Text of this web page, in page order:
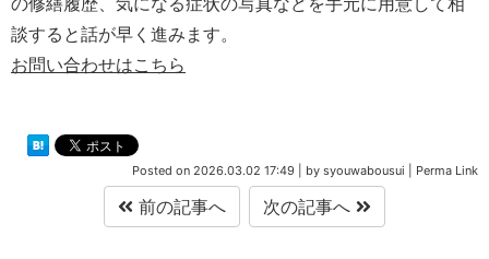
談すると話が早く進みます。
お問い合わせはこちら
Posted on 2026.03.02 17:49 by syouwabousui Perma Link
前の記事へ 次の記事へ